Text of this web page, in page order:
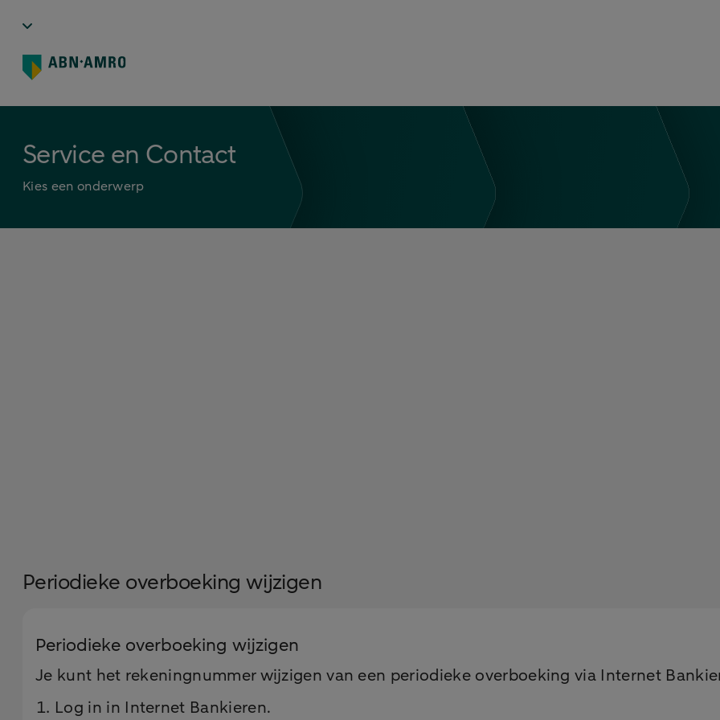
Service en Contact
Kies een onderwerp
Periodieke overboeking wijzigen
Periodieke overboeking wijzigen
Je kunt het rekeningnummer wijzigen van een periodieke overboeking via Internet
Log in in Internet Bankieren.